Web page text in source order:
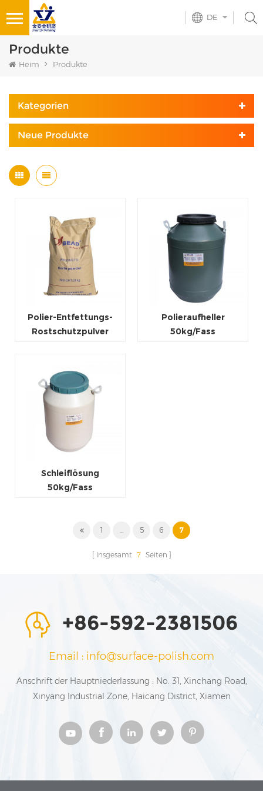
DE
Produkte
Heim Produkte
Kategorien
Neue Produkte
Polier-Entfettungs-
Rostschutzpulver
Polieraufheller
50kg/Fass
Schleiflösung
50kg/Fass
1 ... 5 6 7
Insgesamt 7 Seiten
+86-592-2381506
Email : info@surface-polish.com
Anschrift der Hauptniederlassung : No. 31, Xinchang Road,
Xinyang Industrial Zone, Haicang District, Xiamen